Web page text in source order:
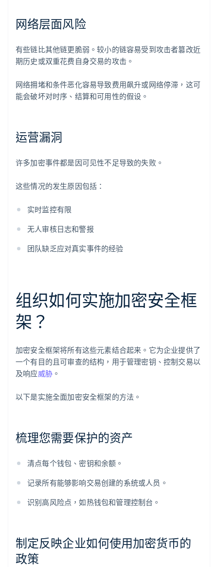
网络层面风险
有些链比其他链更脆弱。较小的链容易受到攻击者篡改近
期历史或双重花费自身交易的攻击。
网络拥堵和条件恶化容易导致费用飙升或网络停滞，这可
能会破坏对时序、结算和可用性的假设。
运营漏洞
许多加密事件都是因可见性不足导致的失败。
这些情况的发生原因包括：
实时监控有限
无人审核日志和警报
团队缺乏应对真实事件的经验
组织如何实施加密安全框
架？
加密安全框架将所有这些元素结合起来。它为企业提供了
一个有目的且可审查的结构，用于管理密钥、控制交易以
及响应威胁 。
以下是实施全面加密安全框架的方法。
梳理您需要保护的资产
清点每个钱包、密钥和余额。
记录所有能够影响交易创建的系统或人员。
识别高风险点，如热钱包和管理控制台。
制定反映企业如何使用加密货币的
政策